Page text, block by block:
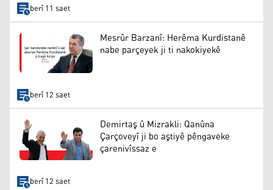
berî 11 saet
Mesrûr Barzanî: Herêma Kurdistanê
nabe parçeyek ji ti nakokiyekê
berî 12 saet
Demirtaş û Mizrakli: Qanûna
Çarçoveyî ji bo aştiyê pêngaveke
çarenivîssaz e
berî 12 saet